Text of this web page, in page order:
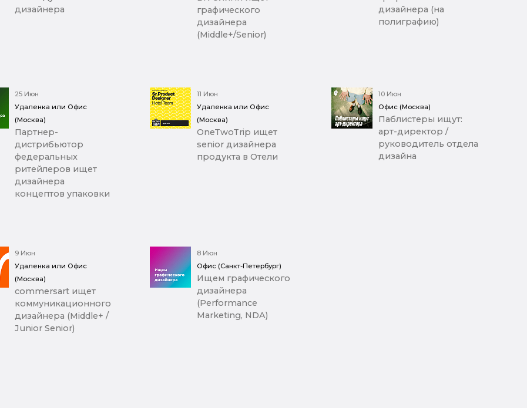
дизайнера
графического
дизайнера
(Middle+/Senior)
дизайнера (на
полиграфию)
25 Июн
Удаленка или Офис
(Москва)
Партнер-
дистрибьютор
федеральных
ритейлеров ищет
дизайнера
концептов упаковки
11 Июн
Удаленка или Офис
(Москва)
OneTwoTrip ищет
senior дизайнера
продукта в Отели
10 Июн
Офис (Москва)
Паблистеры ищут:
арт-директор /
руководитель отдела
дизайна
9 Июн
Удаленка или Офис
(Москва)
commersart ищет
коммуникационного
дизайнера (Middle+ /
Junior Senior)
8 Июн
Офис (Санкт-Петербург)
Ищем графического
дизайнера
(Performance
Marketing, NDA)